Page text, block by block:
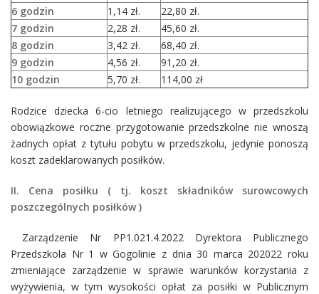
6 godzin 1,14 zł.
22,80 zł.
7 godzin
2,28 zł.
45,60 zł.
8 godzin
3,42 zł.
68,40 zł.
9 godzin
4,56 zł.
91,20 zł.
10 godzin
5,70 zł. 114,00 zł
Rodzice dziecka 6-cio letniego realizującego w przedszkolu
obowiązkowe roczne przygotowanie przedszkolne nie wnoszą
żadnych opłat z tytułu pobytu w przedszkolu, jedynie ponoszą
koszt zadeklarowanych posiłków.
II. Cena posiłku ( tj. koszt składników surowcowych
poszczególnych posiłków )
Zarządzenie Nr PP1.021.4.2022 Dyrektora Publicznego
Przedszkola Nr 1 w Gogolinie z dnia 30 marca 202022 roku
zmieniające zarządzenie w sprawie warunków korzystania z
wyżywienia, w tym wysokości opłat za posiłki w Publicznym